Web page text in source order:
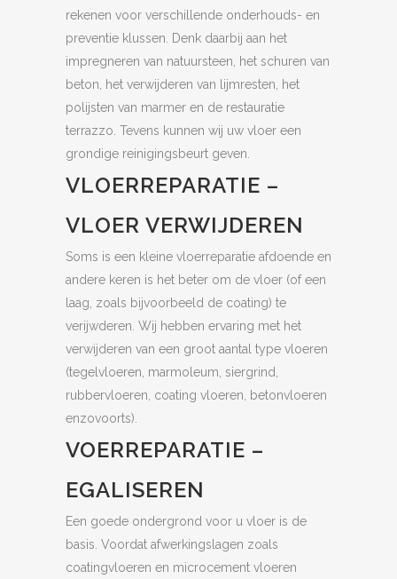
rekenen voor verschillende onderhouds- en
preventie klussen. Denk daarbij aan het
impregneren van natuursteen, het schuren van
beton, het verwijderen van lijmresten, het
polijsten van marmer en de restauratie
terrazzo. Tevens kunnen wij uw vloer een
grondige reinigingsbeurt geven.
VLOERREPARATIE –
VLOER VERWIJDEREN
Soms is een kleine vloerreparatie afdoende en
andere keren is het beter om de vloer (of een
laag, zoals bijvoorbeeld de coating) te
verijwderen. Wij hebben ervaring met het
verwijderen van een groot aantal type vloeren
(tegelvloeren, marmoleum, siergrind,
rubbervloeren, coating vloeren, betonvloeren
enzovoorts).
VOERREPARATIE –
EGALISEREN
Een goede ondergrond voor u vloer is de
basis. Voordat afwerkingslagen zoals
coatingvloeren en microcement vloeren